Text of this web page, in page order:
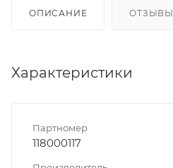
ОПИСАНИЕ ОТЗЫВЫ
Характеристики
Партномер
118000117